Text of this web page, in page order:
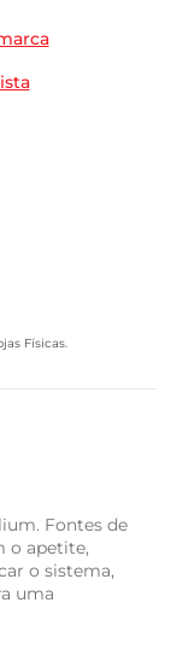
Físicas.
Fontes de
o apetite,
o sistema,
uma